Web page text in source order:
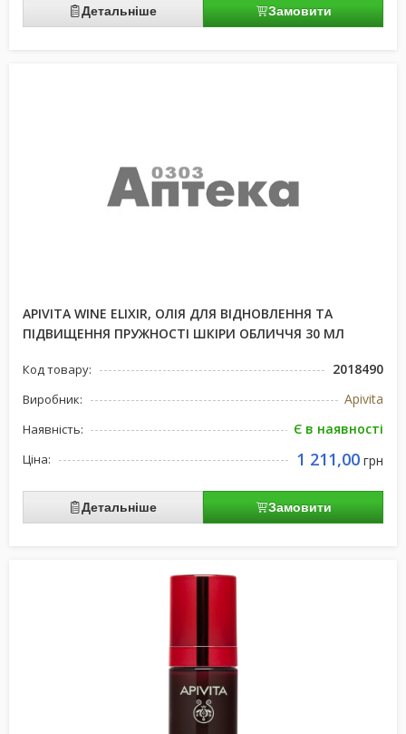
Детальніше Замовити
APIVITA WINE ELIXIR, ОЛІЯ ДЛЯ ВІДНОВЛЕННЯ ТА
ПІДВИЩЕННЯ ПРУЖНОСТІ ШКІРИ ОБЛИЧЧЯ 30 МЛ
Код товару: 2018490
Виробник: Apivita
Наявність: Є в наявності
Ціна: 1 211,00 грн
Детальніше Замовити